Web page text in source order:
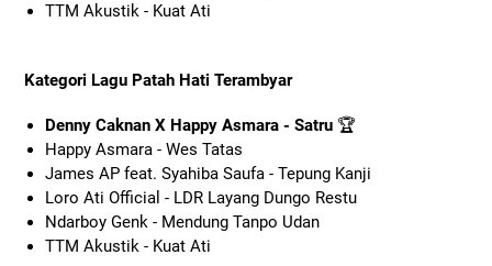
TTM Akustik - Kuat Ati
Kategori Lagu Patah Hati Terambyar
Denny Caknan X Happy Asmara - Satru🏆
Happy Asmara - Wes Tatas
James AP feat. Syahiba Saufa - Tepung Kanji
Loro Ati Official - LDR Layang Dungo Restu
Ndarboy Genk - Mendung Tanpo Udan
TTM Akustik - Kuat Ati